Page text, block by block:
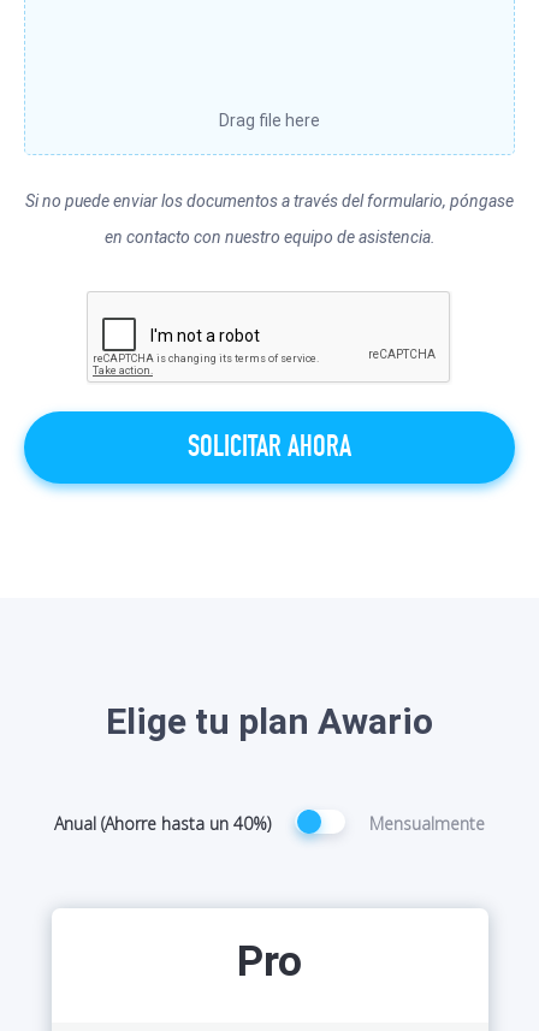
Si no puede enviar los documentos a través del formulario, póngase
en contacto con nuestro equipo de asistencia.
SOLICITAR AHORA
Elige tu plan Awario
Anual (Ahorre hasta un 40%) Mensualmente
Pro